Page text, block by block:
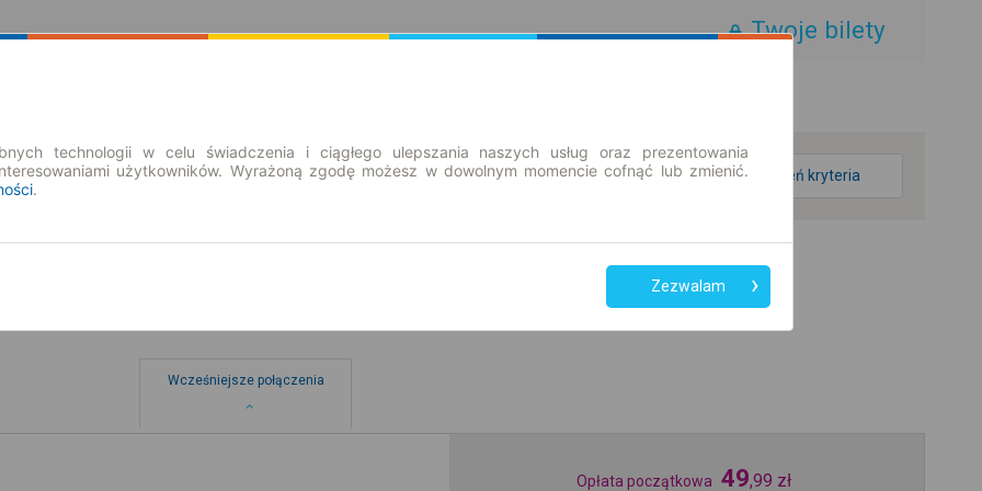
Twoje bilety
zmień kryteria
Wcześniejsze połączenia
Opłata początkowa 49,99 zł
technologii w celu świadczenia i ciągłego ulepszania naszych usług oraz prezentowania
użytkowników. Wyrażoną zgodę możesz w dowolnym momencie cofnąć lub zmienić.
.
Zezwalam